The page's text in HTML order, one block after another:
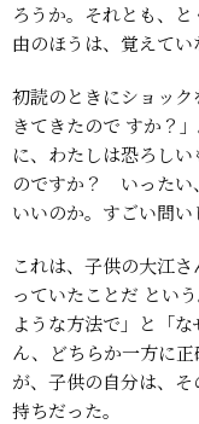
ろうか。それとも、と
由のほうは、覚えてい
初読のときにショッ
きてきたので すか？
に、わたしは恐ろし
のですか？ いったい
いいのか。すごい問い
これは、子供の大江
っていたことだ とい
ような方法で」と「な
ん、どちらか一方に
が、子供の自分は、
持ちだった。